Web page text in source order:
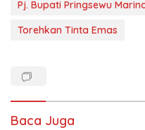
Pj. Bupati Pringsewu
Torehkan Tinta Emas
Baca Juga